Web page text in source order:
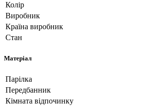
Клас
Clear
Стандарт
Преміум
від600 000
Замовити консультацію
Огляд бані
Заголовок видео